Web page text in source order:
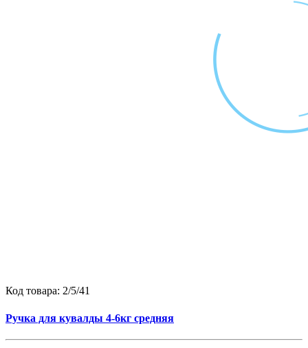
Код товара: 2/5/41
Ручка для кувалды 4-6кг средняя